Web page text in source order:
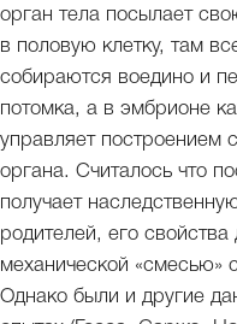
орган тела посылает
в половую клетку, там
собираются воедино и
потомка, а в эмбрионе
управляет построением
органа. Считалось что
получает
родителей, его
механической «смесью»
Однако были и другие